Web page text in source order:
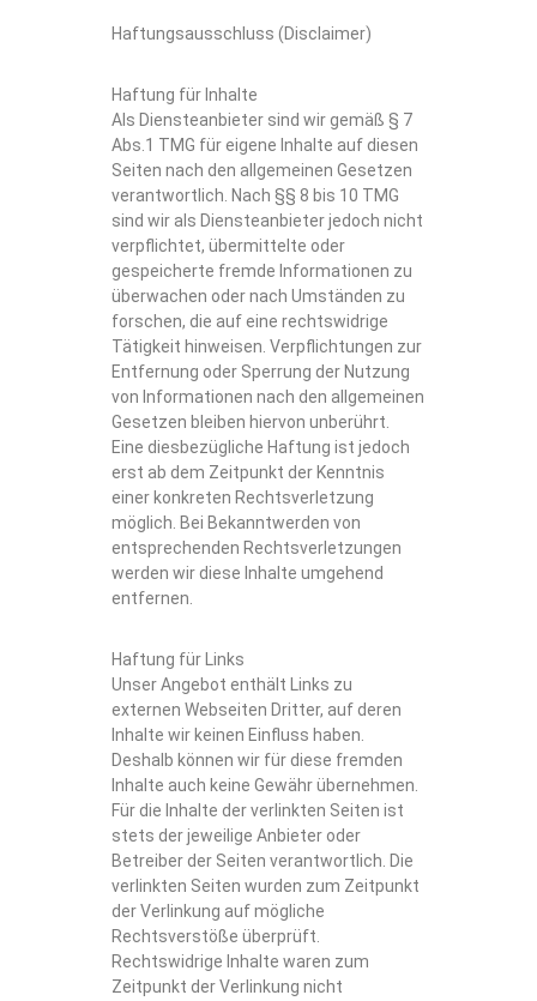
Haftungsausschluss (Disclaimer)
Haftung für Inhalte
Als Diensteanbieter sind wir gemäß § 7
Abs.1 TMG für eigene Inhalte auf diesen
Seiten nach den allgemeinen Gesetzen
verantwortlich. Nach §§ 8 bis 10 TMG
sind wir als Diensteanbieter jedoch nicht
verpflichtet, übermittelte oder
gespeicherte fremde Informationen zu
überwachen oder nach Umständen zu
forschen, die auf eine rechtswidrige
Tätigkeit hinweisen. Verpflichtungen zur
Entfernung oder Sperrung der Nutzung
von Informationen nach den allgemeinen
Gesetzen bleiben hiervon unberührt.
Eine diesbezügliche Haftung ist jedoch
erst ab dem Zeitpunkt der Kenntnis
einer konkreten Rechtsverletzung
möglich. Bei Bekanntwerden von
entsprechenden Rechtsverletzungen
werden wir diese Inhalte umgehend
entfernen.
Haftung für Links
Unser Angebot enthält Links zu
externen Webseiten Dritter, auf deren
Inhalte wir keinen Einfluss haben.
Deshalb können wir für diese fremden
Inhalte auch keine Gewähr übernehmen.
Für die Inhalte der verlinkten Seiten ist
stets der jeweilige Anbieter oder
Betreiber der Seiten verantwortlich. Die
verlinkten Seiten wurden zum Zeitpunkt
der Verlinkung auf mögliche
Rechtsverstöße überprüft.
Rechtswidrige Inhalte waren zum
Zeitpunkt der Verlinkung nicht